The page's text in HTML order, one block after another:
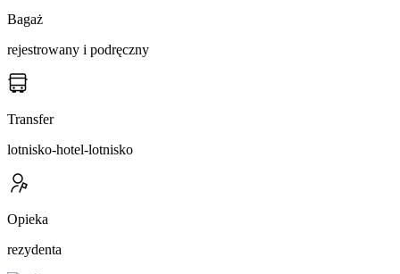
Bagaż
rejestrowany i podręczny
Transfer
lotnisko-hotel-lotnisko
Opieka
rezydenta